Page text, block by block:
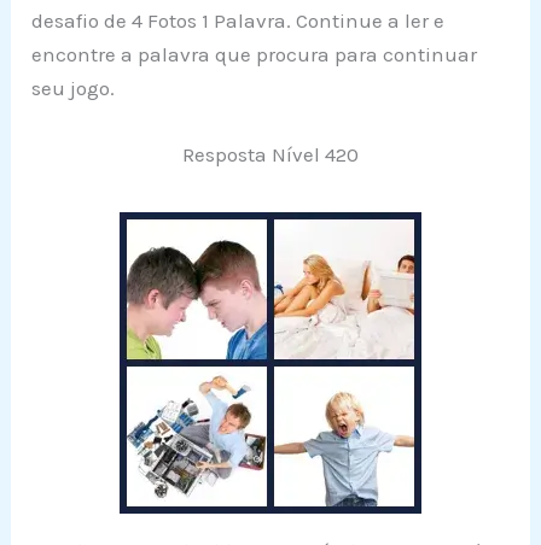
desafio de 4 Fotos 1 Palavra. Continue a ler e
encontre a palavra que procura para continuar
seu jogo.
Resposta Nível 420